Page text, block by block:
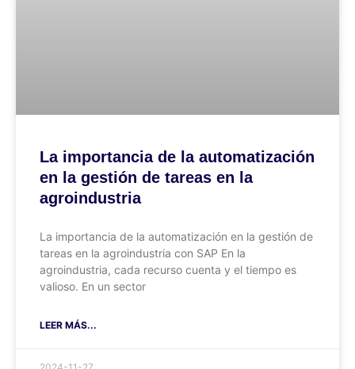
La importancia de la automatización
en la gestión de tareas en la
agroindustria
La importancia de la automatización en la gestión de
tareas en la agroindustria con SAP En la
agroindustria, cada recurso cuenta y el tiempo es
valioso. En un sector
LEER MÁS...